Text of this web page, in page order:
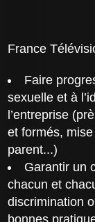
France
Faire
sexuelle et à
l’entreprise
et formés,
parent...)
Garantir un
chacun et
discrimination